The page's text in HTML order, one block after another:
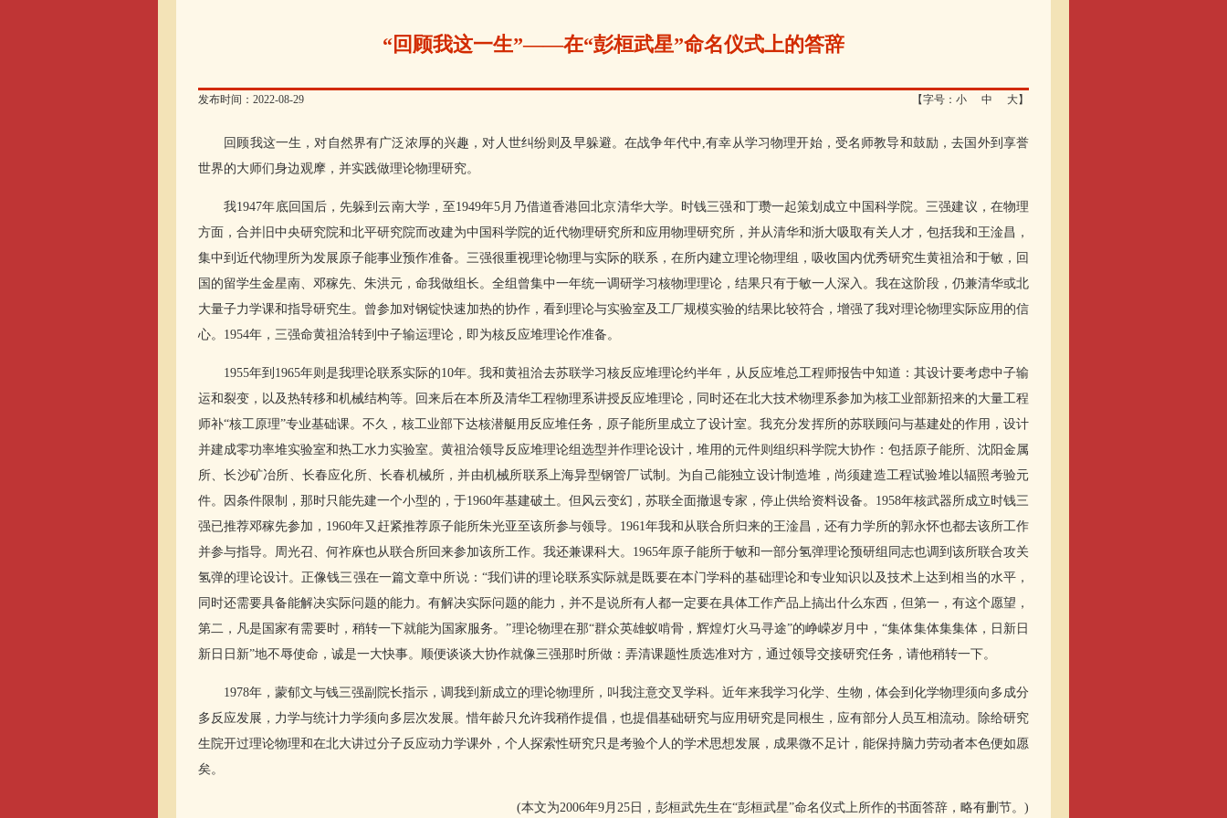
“回顾我这一生”——在“彭桓武星”命名仪式上的答辞
发布时间：2022-08-29 【字号： 小 中 大】
回顾我这一生，对自然界有广泛浓厚的兴趣，对人世纠纷则及早躲避。在战争年代中,有幸从学习物理开始，受名师教导和鼓励，去国外到享誉
世界的大师们身边观摩，并实践做理论物理研究。
我1947年底回国后，先躲到云南大学，至1949年5月乃借道香港回北京清华大学。时钱三强和丁瓒一起策划成立中国科学院。三强建议，在物理
方面，合并旧中央研究院和北平研究院而改建为中国科学院的近代物理研究所和应用物理研究所，并从清华和浙大吸取有关人才，包括我和王淦昌，
集中到近代物理所为发展原子能事业预作准备。三强很重视理论物理与实际的联系，在所内建立理论物理组，吸收国内优秀研究生黄祖洽和于敏，回
国的留学生金星南、邓稼先、朱洪元，命我做组长。全组曾集中一年统一调研学习核物理理论，结果只有于敏一人深入。我在这阶段，仍兼清华或北
大量子力学课和指导研究生。曾参加对钢锭快速加热的协作，看到理论与实验室及工厂规模实验的结果比较符合，增强了我对理论物理实际应用的信
心。1954年，三强命黄祖洽转到中子输运理论，即为核反应堆理论作准备。
1955年到1965年则是我理论联系实际的10年。我和黄祖洽去苏联学习核反应堆理论约半年，从反应堆总工程师报告中知道：其设计要考虑中子输
运和裂变，以及热转移和机械结构等。回来后在本所及清华工程物理系讲授反应堆理论，同时还在北大技术物理系参加为核工业部新招来的大量工程
师补“核工原理”专业基础课。不久，核工业部下达核潜艇用反应堆任务，原子能所里成立了设计室。我充分发挥所的苏联顾问与基建处的作用，设计
并建成零功率堆实验室和热工水力实验室。黄祖洽领导反应堆理论组选型并作理论设计，堆用的元件则组织科学院大协作：包括原子能所、沈阳金属
所、长沙矿冶所、长春应化所、长春机械所，并由机械所联系上海异型钢管厂试制。为自己能独立设计制造堆，尚须建造工程试验堆以辐照考验元
件。因条件限制，那时只能先建一个小型的，于1960年基建破土。但风云变幻，苏联全面撤退专家，停止供给资料设备。1958年核武器所成立时钱三
强已推荐邓稼先参加，1960年又赶紧推荐原子能所朱光亚至该所参与领导。1961年我和从联合所归来的王淦昌，还有力学所的郭永怀也都去该所工作
并参与指导。周光召、何祚庥也从联合所回来参加该所工作。我还兼课科大。1965年原子能所于敏和一部分氢弹理论预研组同志也调到该所联合攻关
氢弹的理论设计。正像钱三强在一篇文章中所说：“我们讲的理论联系实际就是既要在本门学科的基础理论和专业知识以及技术上达到相当的水平，
同时还需要具备能解决实际问题的能力。有解决实际问题的能力，并不是说所有人都一定要在具体工作产品上搞出什么东西，但第一，有这个愿望，
第二，凡是国家有需要时，稍转一下就能为国家服务。”理论物理在那“群众英雄蚁啃骨，辉煌灯火马寻途”的峥嵘岁月中，“集体集体集集体，日新日
新日日新”地不辱使命，诚是一大快事。顺便谈谈大协作就像三强那时所做：弄清课题性质选准对方，通过领导交接研究任务，请他稍转一下。
1978年，蒙郁文与钱三强副院长指示，调我到新成立的理论物理所，叫我注意交叉学科。近年来我学习化学、生物，体会到化学物理须向多成分
多反应发展，力学与统计力学须向多层次发展。惜年龄只允许我稍作提倡，也提倡基础研究与应用研究是同根生，应有部分人员互相流动。除给研究
生院开过理论物理和在北大讲过分子反应动力学课外，个人探索性研究只是考验个人的学术思想发展，成果微不足计，能保持脑力劳动者本色便如愿
矣。
(本文为2006年9月25日，彭桓武先生在“彭桓武星”命名仪式上所作的书面答辞，略有删节。)